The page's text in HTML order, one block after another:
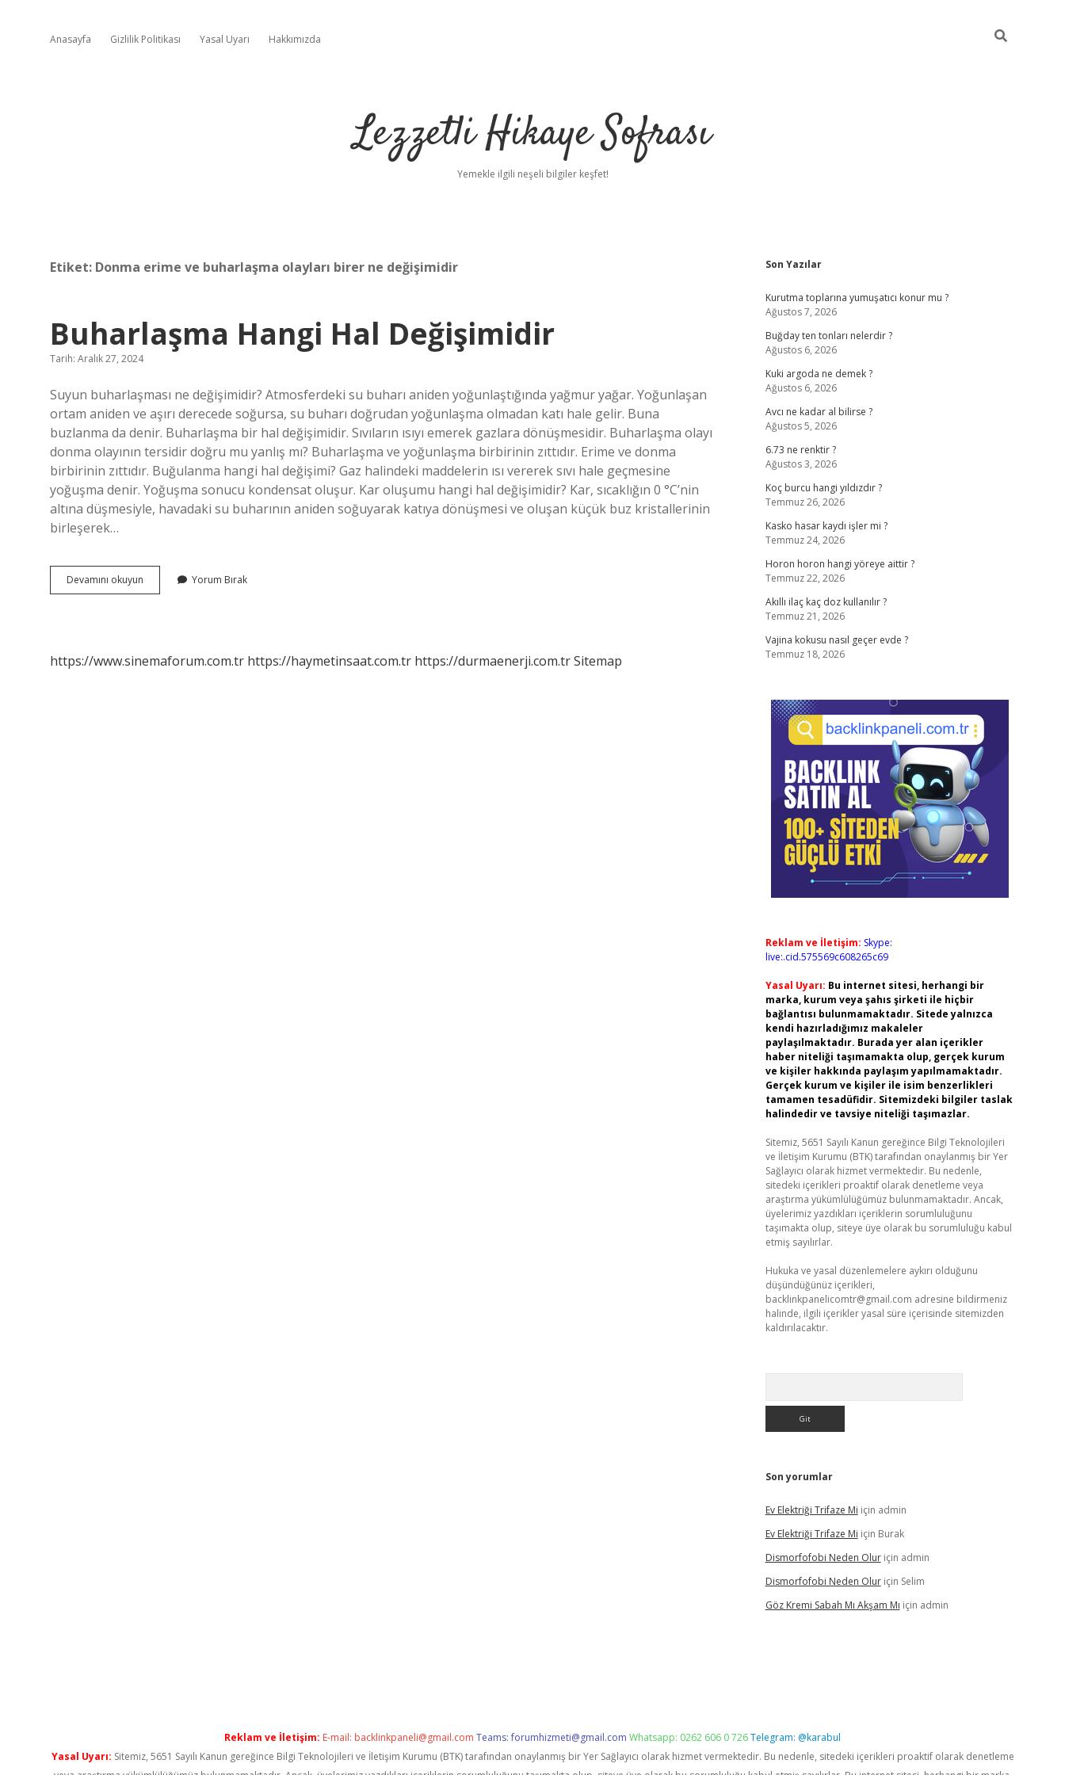
Anasayfa Gizlilik Politikası Yasal Uyarı Hakkımızda
Lezzetli Hikaye Sofrası
Yemekle ilgili neşeli bilgiler keşfet!
Etiket: Donma erime ve buharlaşma olayları birer ne değişimidir
Buharlaşma Hangi Hal Değişimidir
Tarih: Aralık 27, 2024
Suyun buharlaşması ne değişimidir? Atmosferdeki su buharı aniden yoğunlaştığında yağmur yağar. Yoğunlaşan
ortam aniden ve aşırı derecede soğursa, su buharı doğrudan yoğunlaşma olmadan katı hale gelir. Buna
buzlanma da denir. Buharlaşma bir hal değişimidir. Sıvıların ısıyı emerek gazlara dönüşmesidir. Buharlaşma olayı
donma olayının tersidir doğru mu yanlış mı? Buharlaşma ve yoğunlaşma birbirinin zıttıdır. Erime ve donma
birbirinin zıttıdır. Buğulanma hangi hal değişimi? Gaz halindeki maddelerin ısı vererek sıvı hale geçmesine
yoğuşma denir. Yoğuşma sonucu kondensat oluşur. Kar oluşumu hangi hal değişimidir? Kar, sıcaklığın 0 °C’nin
altına düşmesiyle, havadaki su buharının aniden soğuyarak katıya dönüşmesi ve oluşan küçük buz kristallerinin
birleşerek…
Devamını okuyun Buharlaşma
Hangi
Yorum Bırak
https://www.sinemaforum.com.tr https://haymetinsaat.com.tr https://durmaenerji.com.trSitemap
Sidebar
Son Yazılar
Kurutma toplarına yumuşatıcı konur mu ?
Ağustos 7, 2026
Buğday ten tonları nelerdir ?
Ağustos 6, 2026
Kuki argoda ne demek ?
Ağustos 6, 2026
Avcı ne kadar al bilirse ?
Ağustos 5, 2026
6.73 ne renktir ?
Ağustos 3, 2026
Koç burcu hangi yıldızdır ?
Temmuz 26, 2026
Kasko hasar kaydı işler mi ?
Temmuz 24, 2026
Horon horon hangi yöreye aittir ?
Temmuz 22, 2026
Akıllı ilaç kaç doz kullanılır ?
Temmuz 21, 2026
Vajina kokusu nasıl geçer evde ?
Temmuz 18, 2026
Reklam ve İletişim: Skype:
live:.cid.575569c608265c69
Yasal Uyarı: Bu internet sitesi, herhangi bir
marka, kurum veya şahıs şirketi ile hiçbir
bağlantısı bulunmamaktadır. Sitede yalnızca
kendi hazırladığımız makaleler
paylaşılmaktadır. Burada yer alan içerikler
haber niteliği taşımamakta olup, gerçek kurum
ve kişiler hakkında paylaşım yapılmamaktadır.
Gerçek kurum ve kişiler ile isim benzerlikleri
tamamen tesadüfidir. Sitemizdeki bilgiler taslak
halindedir ve tavsiye niteliği taşımazlar.
Sitemiz, 5651 Sayılı Kanun gereğince Bilgi Teknolojileri
ve İletişim Kurumu (BTK) tarafından onaylanmış bir Yer
Sağlayıcı olarak hizmet vermektedir. Bu nedenle,
sitedeki içerikleri proaktif olarak denetleme veya
araştırma yükümlülüğümüz bulunmamaktadır. Ancak,
üyelerimiz yazdıkları içeriklerin sorumluluğunu
taşımakta olup, siteye üye olarak bu sorumluluğu kabul
etmiş sayılırlar.
Hukuka ve yasal düzenlemelere aykırı olduğunu
düşündüğünüz içerikleri,
backlinkpanelicomtr@gmail.com adresine bildirmeniz
halinde, ilgili içerikler yasal süre içerisinde sitemizden
kaldırılacaktır.
Son yorumlar
Ev Elektriği Trifaze Mi için admin
Ev Elektriği Trifaze Mi için Burak
Dismorfofobi Neden Oluriçin admin
Dismorfofobi Neden Oluriçin Selim
Göz Kremi Sabah Mı Akşam Mı için admin
Reklam ve İletişim: E-mail: backlinkpaneli@gmail.com Teams:forumhizmeti@gmail.com Whatsapp: 0262 606 0 726Telegram: @karabul
Yasal Uyarı: Sitemiz, 5651 Sayılı Kanun gereğince Bilgi Teknolojileri ve İletişim Kurumu (BTK) tarafından onaylanmış bir Yer Sağlayıcı olarak hizmet vermektedir. Bu nedenle, sitedeki içerikleri proaktif olarak denetleme